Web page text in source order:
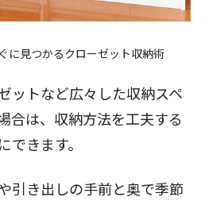
に見つかるクローゼット収納術
ットなど広々した収納スペ
合は、収納方法を工夫する
できます。
引き出しの手前と奥で季節